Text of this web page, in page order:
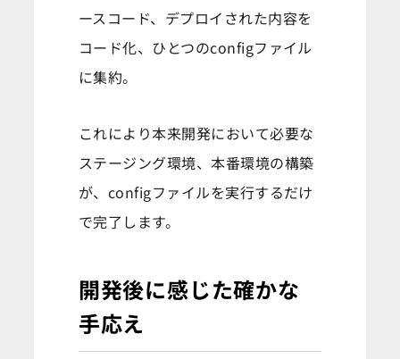
ースコード、デプロイされた内容を
コード化、ひとつのconfigファイル
に集約。
これにより本来開発において必要な
ステージング環境、本番環境の構築
が、configファイルを実行するだけ
で完了します。
開発後に感じた確かな
手応え